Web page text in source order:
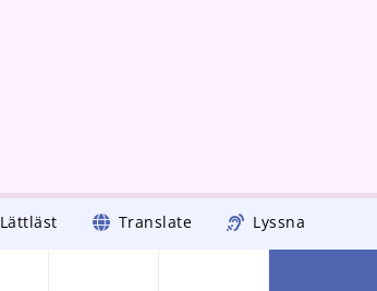
Lättläst Translate Lyssna